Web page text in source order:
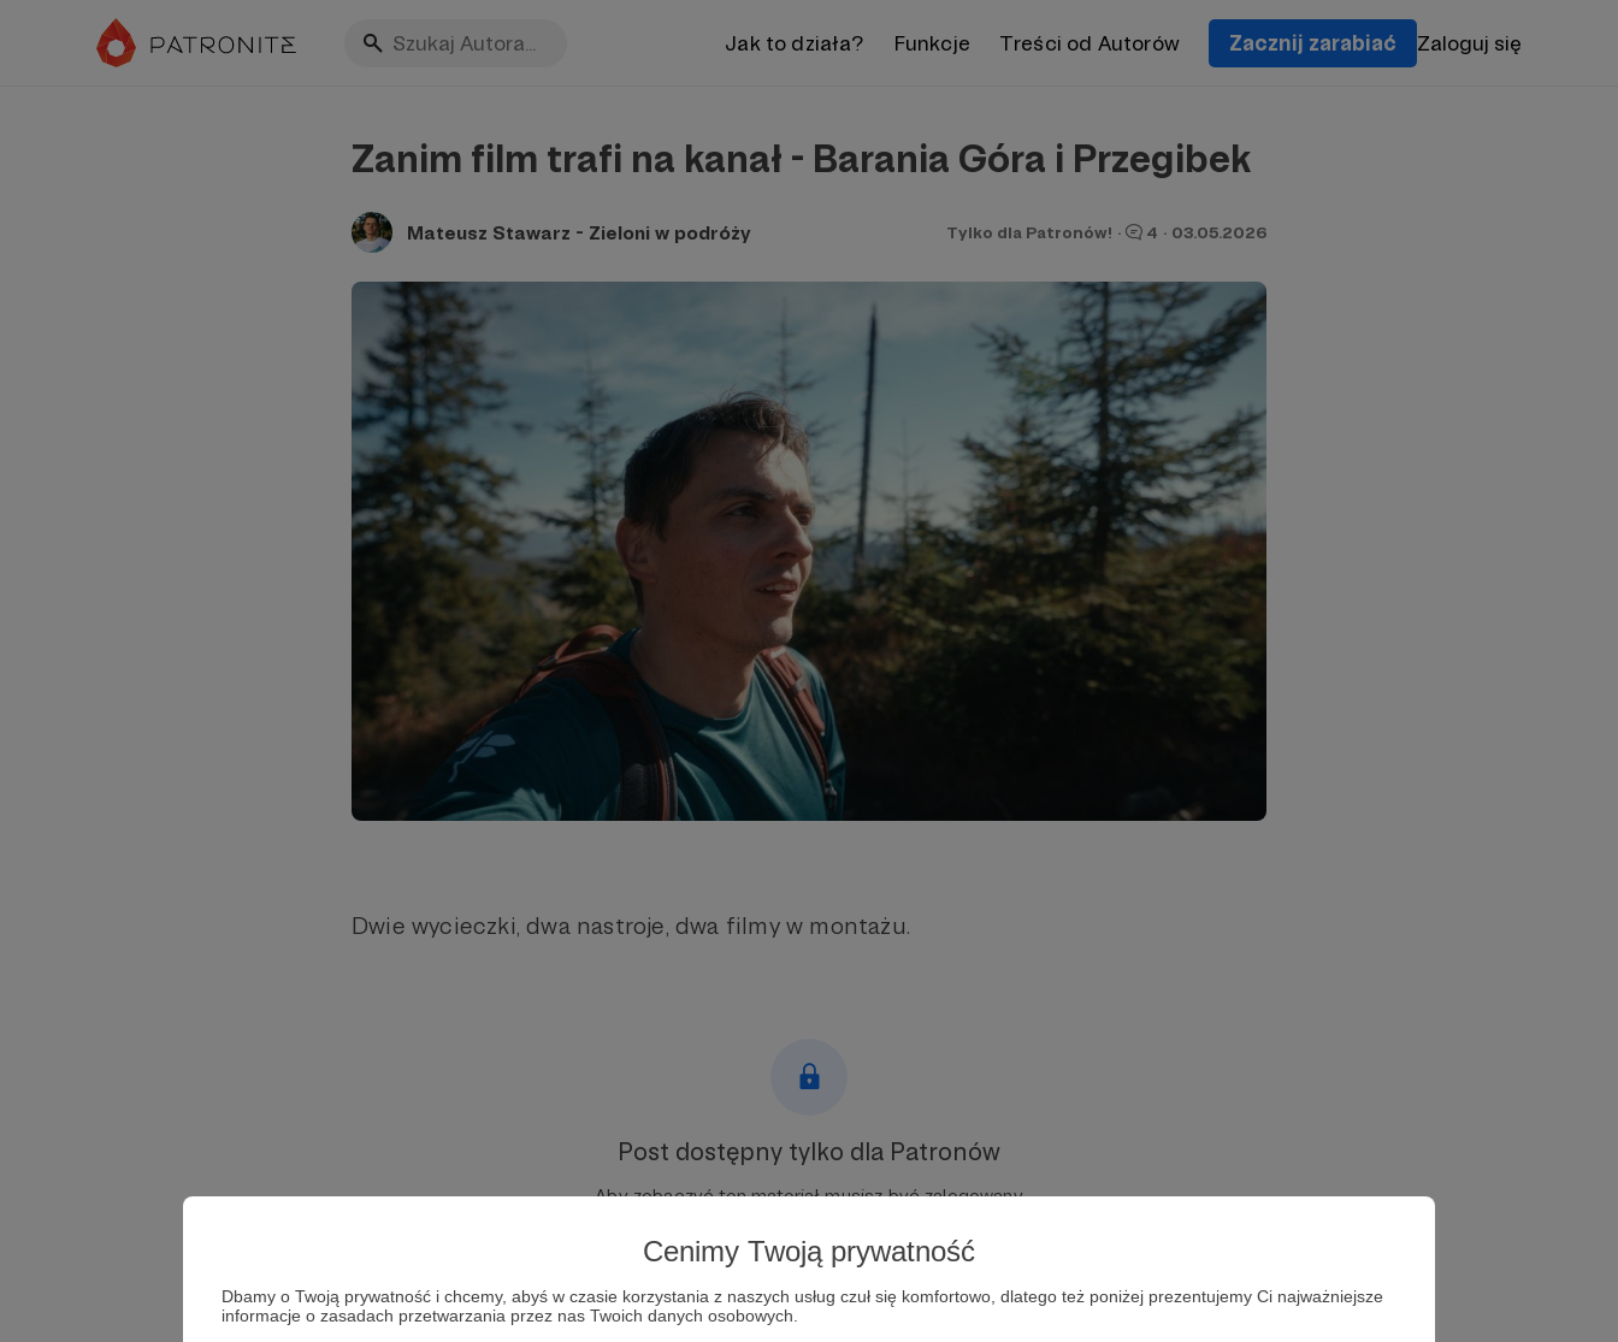
Cenimy Twoją prywatność
Dbamy o Twoją prywatność i chcemy, abyś w czasie korzystania z naszych usług czuł się komfortowo, dlatego też poniżej prezentujemy Ci najważniejsze
informacje o zasadach przetwarzania przez nas Twoich danych osobowych.
Jak to działa? Funkcje Treści od Autorów Zacznij zarabiać Zaloguj się
Zanim film trafi na kanał - Barania Góra i Przegibek
Mateusz Stawarz - Zieloni w podróży Tylko dla Patronów! · 4 · 03.05.2026
Dwie wycieczki, dwa nastroje, dwa filmy w montażu.
Post dostępny tylko dla Patronów
Aby zobaczyć ten materiał musisz być zalogowany
Zostań Patronem
Zaloguj się